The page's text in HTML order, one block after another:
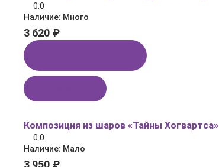
0.0
Наличие: Много
3 620 ₽
Композиция из шаров «Тайны Хогвартса»
0.0
Наличие: Мало
3 950 ₽